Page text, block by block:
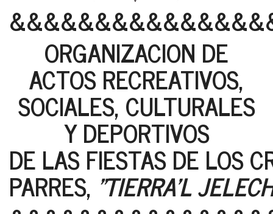
ORGANIZACION DE
ACTOS RECREATIVOS,
SOCIALES, CULTURALES
Y DEPORTIVOS
DE LAS FIESTAS DE LOS
PARRES, "TIERRA'L